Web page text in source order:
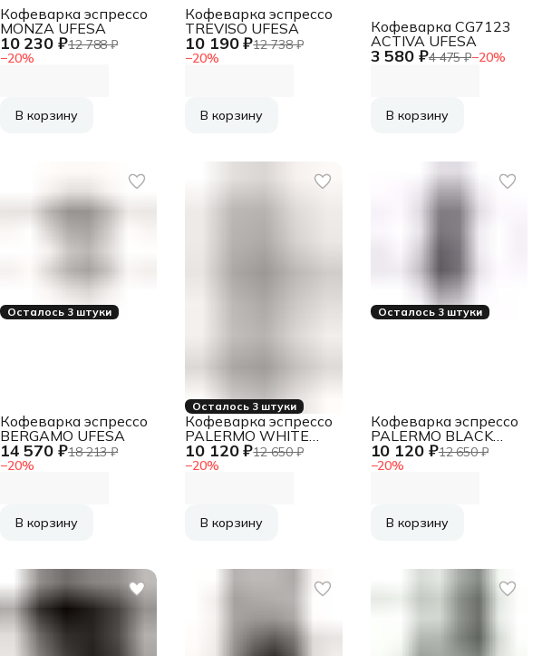
10 230 ₽12 788 ₽
−20%
Кофеварка эспрессо
MONZA UFESA
В корзину
10 190 ₽12 738 ₽
−20%
Кофеварка эспрессо
TREVISO UFESA
В корзину
3 580 ₽4 475 ₽−20%
Кофеварка CG7123
ACTIVA UFESA
В корзину
Осталось 3 штуки
14 570 ₽18 213 ₽
−20%
Кофеварка эспрессо
BERGAMO UFESA
В корзину
Осталось 3 штуки
10 120 ₽12 650 ₽
−20%
Кофеварка эспрессо
PALERMO WHITE
UFESA
В корзину
Осталось 3 штуки
10 120 ₽12 650 ₽
−20%
Кофеварка эспрессо
PALERMO BLACK
UFESA
В корзину